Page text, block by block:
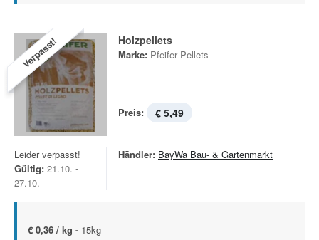
Verpasst! Holzpellets
Marke: Pfeifer Pellets
Preis: € 5,49
Leider verpasst!
Gültig: 21.10. -
27.10.
Händler: BayWa Bau- & Gartenmarkt
€ 0,36 / kg - 15kg